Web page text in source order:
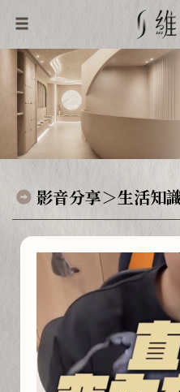
影音分享＞生活知